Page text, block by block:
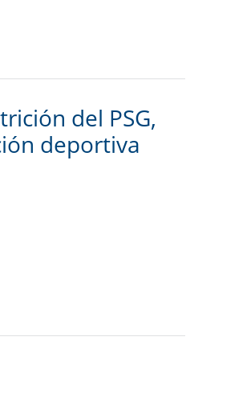
del PSG,
deportiva